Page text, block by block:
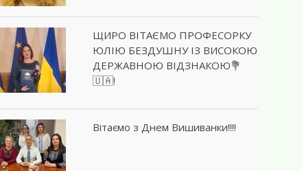
ЩИРО ВІТАЄМО ПРОФЕСОРКУ
ЮЛІЮ БЕЗДУШНУ ІЗ ВИСОКОЮ
ДЕРЖАВНОЮ ВІДЗНАКОЮ💐
🇺🇦!
Вітаємо з Днем Вишиванки!!!!